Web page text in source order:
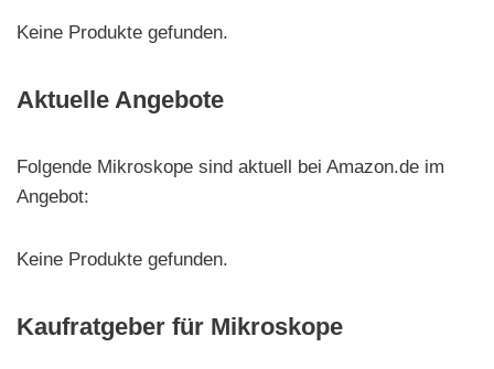
Keine Produkte gefunden.
Aktuelle Angebote
Folgende Mikroskope sind aktuell bei Amazon.de im
Angebot:
Keine Produkte gefunden.
Kaufratgeber für Mikroskope